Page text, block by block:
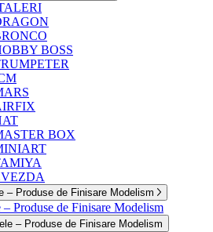
BOSS
BOX
– Produse de Finisare Modelism
– Produse de Finisare Modelism
– Produse de Finisare Modelism